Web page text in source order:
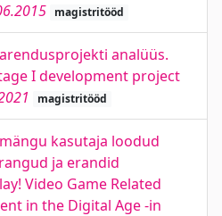
magistritööd
analüüs.
I development project
magistritööd
kasutaja loodud
ja erandid
Video Game Related
in the Digital Age -in